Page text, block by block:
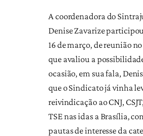
A coordenadora do
Denise Zavarize
16 de março, de reunião
que avaliou a
ocasião, em sua fala,
que o Sindicato já vinha
reivindicação ao CNJ,
TSE nas idas a Brasília,
pautas de interesse da